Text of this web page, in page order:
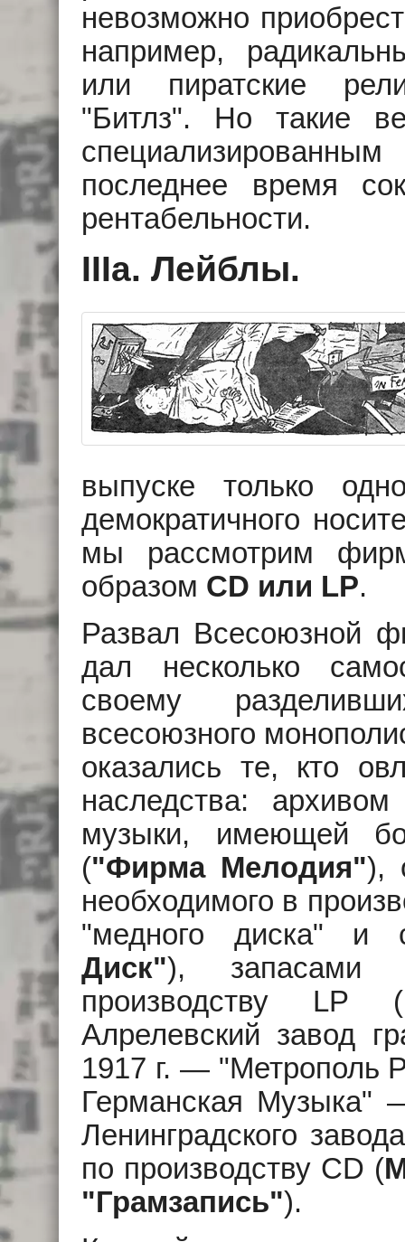
невозможно
например,
или пиратские
"Битлз". Но такие
последнее время
рентабельности.
IIIа. Лейблы.
выпуске только
демократичного
мы рассмотрим
образом CD или LP.
Развал Всесоюзной
дал несколько
своему
всесоюзного
оказались те, кто
наследства:
музыки, имеющей
("Фирма Мелодия"),
необходимого в
"медного диска" и
Диск"), запасами
производству LP (
Алрелевский завод
1917 г. — "Метрополь
Германская Музыка"
Ленинградского
по производству CD (
"Грамзапись").